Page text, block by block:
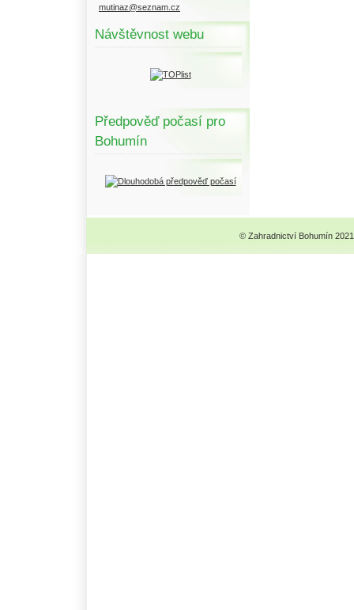
mutinaz@seznam.cz
Návštěvnost webu
Předpověď počasí pro
Bohumín
© Zahradnictví Bohumín